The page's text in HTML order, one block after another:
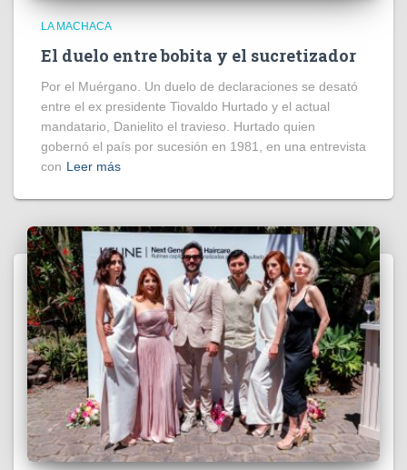
LA MACHACA
El duelo entre bobita y el sucretizador
Por el Muérgano. Un duelo de declaraciones se desató
entre el ex presidente Tiovaldo Hurtado y el actual
mandatario, Danielito el travieso. Hurtado quien
gobernó el país por sucesión en 1981, en una entrevista
con Leer más